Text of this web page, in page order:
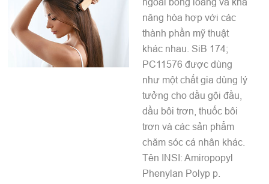
năng hòa hợp với các
thành phần mỹ thuật
khác nhau. SiB 174;
PC11576 được dùng
như một chất gia dùng lý
tưởng cho dầu gội đầu,
dầu bôi trơn, thuốc bôi
trơn và các sản phẩm
chăm sóc cá nhân khác.
Tên INSI: Amiropopyl
Phenylan Polyp p.